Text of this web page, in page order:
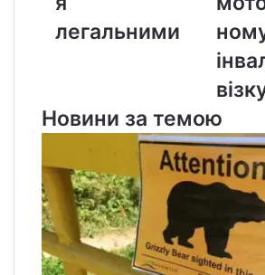
легальними
візку
Новини за темою